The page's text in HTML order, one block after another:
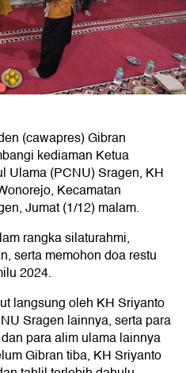
(cawapres) Gibran
kediaman Ketua
Ulama (PCNU) Sragen, KH
Kecamatan
Jumat (1/12) malam.
rangka silaturahmi,
serta memohon doa restu
2024.
langsung oleh KH Sriyanto
Sragen lainnya, serta para
para alim ulama lainnya
Gibran tiba, KH Sriyanto